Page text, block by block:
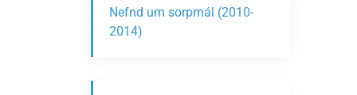
Nefnd um sorpmál (2010-
2014)